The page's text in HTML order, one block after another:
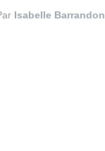
Isabelle Barrandon